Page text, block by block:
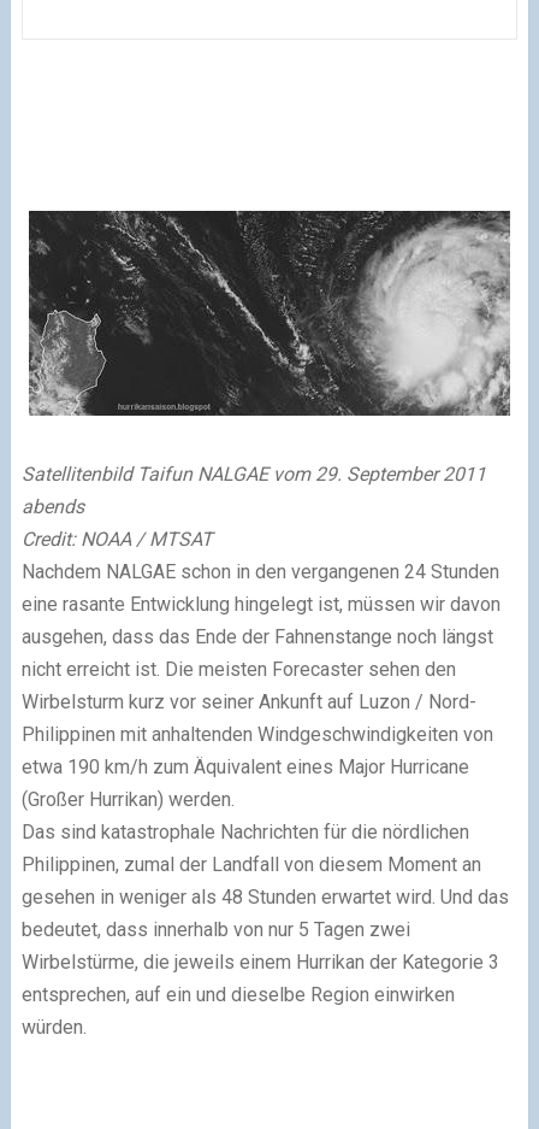
Satellitenbild Taifun NALGAE vom 29. September 2011
abends
Credit: NOAA / MTSAT
Nachdem NALGAE schon in den vergangenen 24 Stunden
eine rasante Entwicklung hingelegt ist, müssen wir davon
ausgehen, dass das Ende der Fahnenstange noch längst
nicht erreicht ist. Die meisten Forecaster sehen den
Wirbelsturm kurz vor seiner Ankunft auf Luzon / Nord-
Philippinen mit anhaltenden Windgeschwindigkeiten von
etwa 190 km/h zum Äquivalent eines Major Hurricane
(Großer Hurrikan) werden.
Das sind katastrophale Nachrichten für die nördlichen
Philippinen, zumal der Landfall von diesem Moment an
gesehen in weniger als 48 Stunden erwartet wird. Und das
bedeutet, dass innerhalb von nur 5 Tagen zwei
Wirbelstürme, die jeweils einem Hurrikan der Kategorie 3
entsprechen, auf ein und dieselbe Region einwirken
würden.